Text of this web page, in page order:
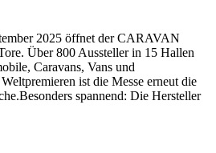
2025 öffnet der CARAVAN
Über 800 Aussteller in 15 Hallen
Caravans, Vans und
ist die Messe erneut die
spannend: Die Hersteller